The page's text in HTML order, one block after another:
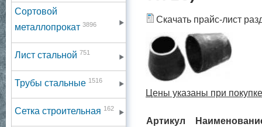
Сортовой
металлопрокат 3896
Лист стальной 751
Трубы стальные 1516
Сетка строительная 162
Скачать прайс-лист
Цены указаны при
Артикул